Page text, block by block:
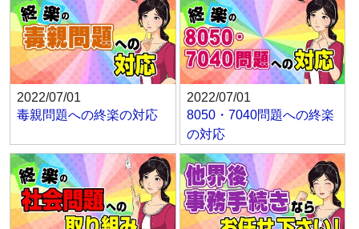
2022/07/01
毒親問題への終楽の対応
2022/07/01
8050・7040問題への終楽
の対応